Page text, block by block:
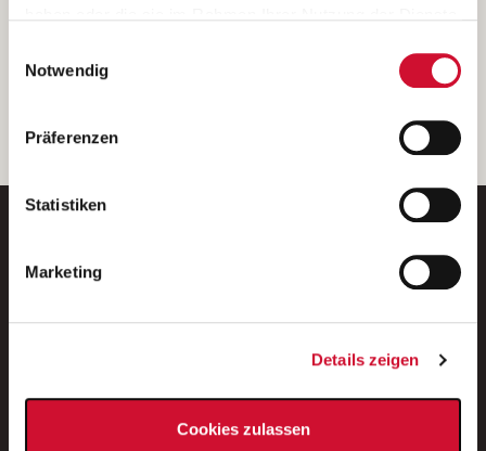
Wenn Sie auf „Cookies zulassen“ klicken, so stimmen
Sie der Speicherung sämtlicher Cookies zu. Sie können
Ihre Einwilligung selbstverständlich jederzeit widerrufen,
indem Sie die Cookie-Einstellungen aufrufen und diese
unserer
Notwendig
Präferenzen
Statistiken
Marketing
Details zeigen
Cookies zulassen
Weitere Details können Sie der
entnehmen.
E-Mail-Adresse eintragen